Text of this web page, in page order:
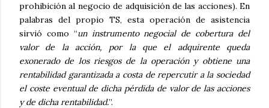
prohibición al negocio de adquisición de las acciones). En
palabras del propio TS, esta operación de asistencia
sirvió como “un instrumento negocial de cobertura del
valor de la acción, por la que el adquirente queda
exonerado de los riesgos de la operación y obtiene una
rentabilidad garantizada a costa de repercutir a la sociedad
el coste eventual de dicha pérdida de valor de las acciones
y de dicha rentabilidad.”.